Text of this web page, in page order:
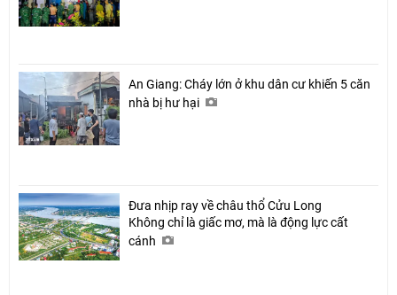
An Giang: Cháy lớn ở khu dân cư khiến 5 căn
nhà bị hư hại
Đưa nhịp ray về châu thổ Cửu Long
Không chỉ là giấc mơ, mà là động lực cất
cánh